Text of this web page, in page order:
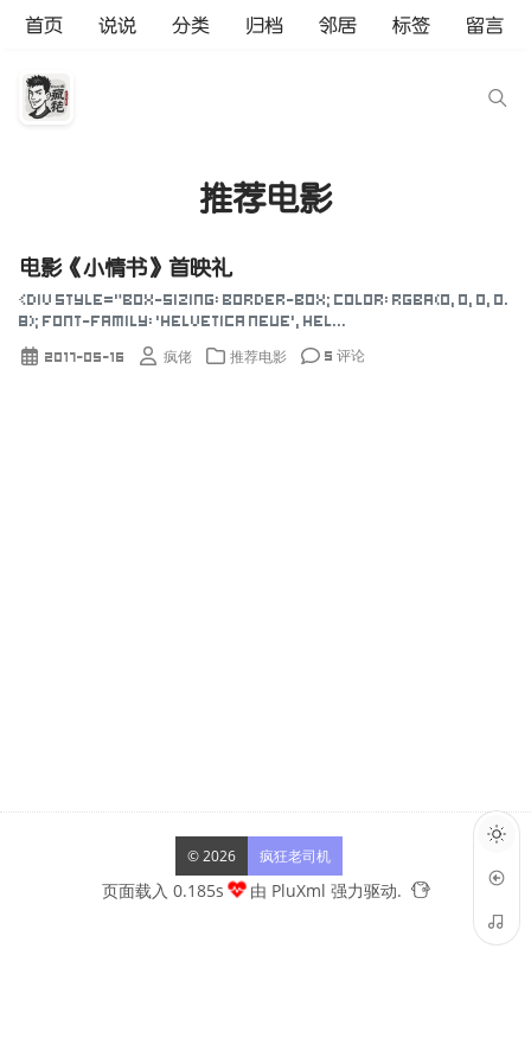
首页 说说 分类 归档 邻居 标签 留言
推荐电影
电影《小情书》首映礼
<div style="box-sizing: border-box; color: rgba(0, 0, 0, 0.
8); font-family: 'Helvetica Neue', Hel...
2017-05-16 疯佬 推荐电影 5 评论
© 2026 疯狂老司机
页面载入 0.185s 由 PluXml 强力驱动.